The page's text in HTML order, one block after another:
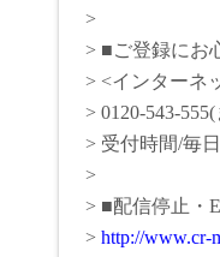
>
> ■ご登録にお
> <インターネ
> 0120-543-
> 受付時間/毎
>
> ■配信停止・
> http://www.cr-